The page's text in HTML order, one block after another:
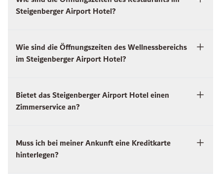
Steigenberger Airport Hotel?
Wie sind die Öffnungszeiten des Wellnessbereichs
im Steigenberger Airport Hotel?
Bietet das Steigenberger Airport Hotel einen
Zimmerservice an?
Muss ich bei meiner Ankunft eine Kreditkarte
hinterlegen?